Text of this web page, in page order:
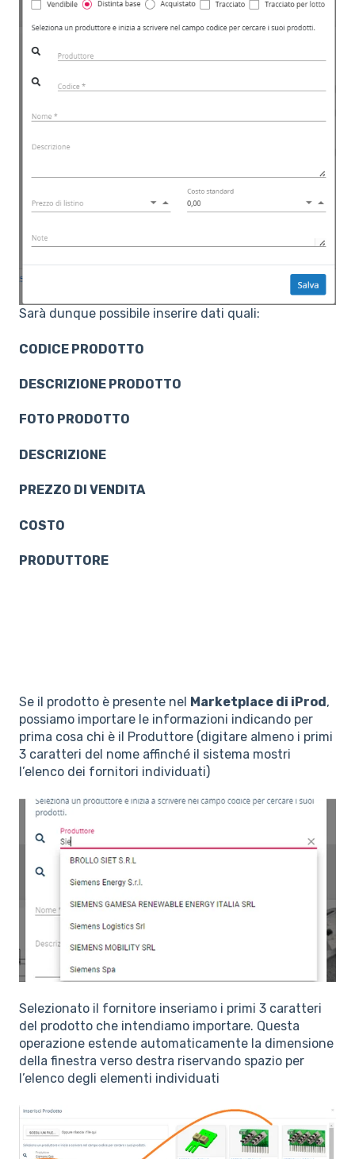
Sarà dunque possibile inserire dati quali:
CODICE PRODOTTO
DESCRIZIONE PRODOTTO
FOTO PRODOTTO
DESCRIZIONE
PREZZO DI VENDITA
COSTO
PRODUTTORE
Se il prodotto è presente nel Marketplace di iProd,
possiamo importare le informazioni indicando per
prima cosa chi è il Produttore (digitare almeno i primi
3 caratteri del nome affinché il sistema mostri
l’elenco dei fornitori individuati)
Selezionato il fornitore inseriamo i primi 3 caratteri
del prodotto che intendiamo importare. Questa
operazione estende automaticamente la dimensione
della finestra verso destra riservando spazio per
l’elenco degli elementi individuati